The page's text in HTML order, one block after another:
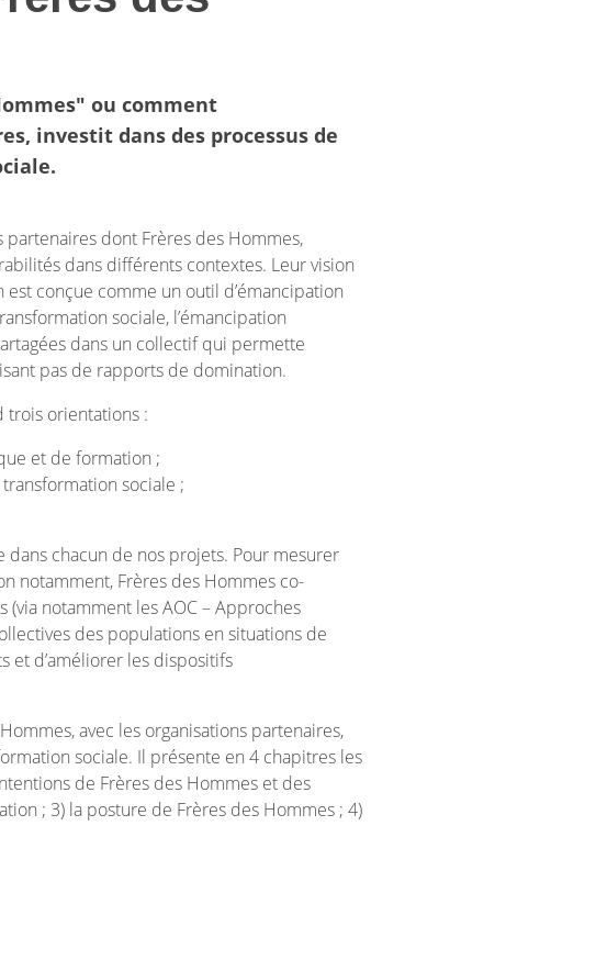
ou comment
investit dans des processus de
dont Frères des Hommes,
dans différents contextes. Leur vision
conçue comme un outil d’émancipation
sociale, l’émancipation
dans un collectif qui permette
pas de rapports de domination.
trois orientations :
et de formation ;
sociale ;
chacun de nos projets. Pour mesurer
notamment, Frères des Hommes co-
notamment les AOC – Approches
des populations en situations de
et d’améliorer les dispositifs
avec les organisations partenaires,
sociale. Il présente en 4 chapitres les
de Frères des Hommes et des
; 3) la posture de Frères des Hommes ; 4)